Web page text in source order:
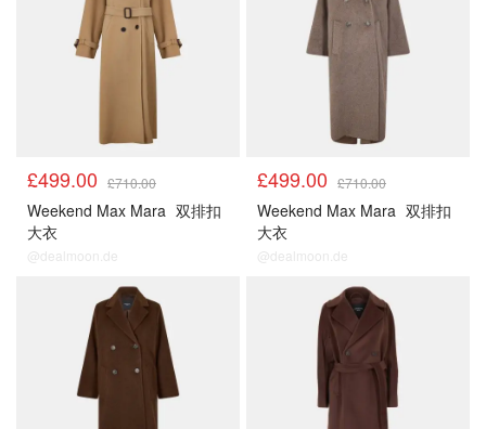
£499.00 £710.00
Weekend Max Mara 双排扣
大衣
@dealmoon.de
£499.00 £710.00
Weekend Max Mara 双排扣
大衣
@dealmoon.de